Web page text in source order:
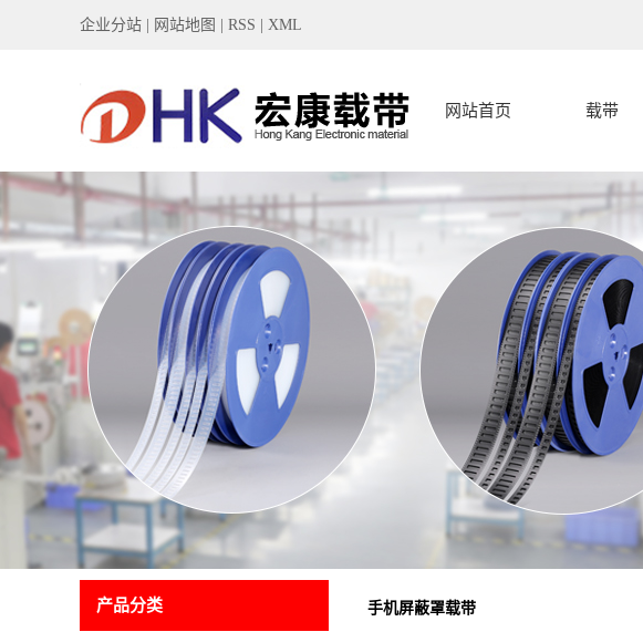
企业分站 网站地图 RSS XML
网站首页 载带
载带
盖带
载带卷盘
载带设备
代客编带
产品分类 手机屏蔽罩载带